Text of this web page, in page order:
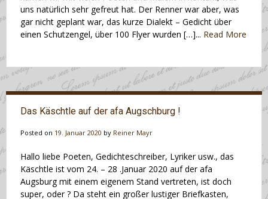
uns natürlich sehr gefreut hat. Der Renner war aber, was
gar nicht geplant war, das kurze Dialekt – Gedicht über
einen Schutzengel, über 100 Flyer wurden […]... Read More
Das Käschtle auf der afa Augschburg !
Posted on 19. Januar 2020 by Reiner Mayr
Hallo liebe Poeten, Gedichteschreiber, Lyriker usw., das
Käschtle ist vom 24. – 28 .Januar 2020 auf der afa
Augsburg mit einem eigenem Stand vertreten, ist doch
super, oder ? Da steht ein großer lustiger Briefkasten,